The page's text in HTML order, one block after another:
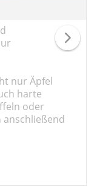
nur Äpfel
harte
oder
anschließend